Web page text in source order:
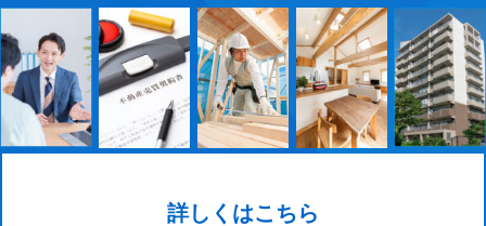
詳しくはこちら